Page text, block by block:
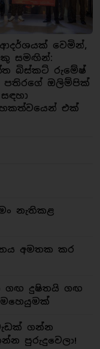
ආදර්ශයක් වෙමින්,
සමඟින්:
බිස්කට් රුමේෂ්
පතිරගේ ඔලිම්පික්
එක්
නැතිකළ
අමතක කර
ගඟ දුෂිතයි ගඟ
ගන්න
පුරුදුවෙලා!